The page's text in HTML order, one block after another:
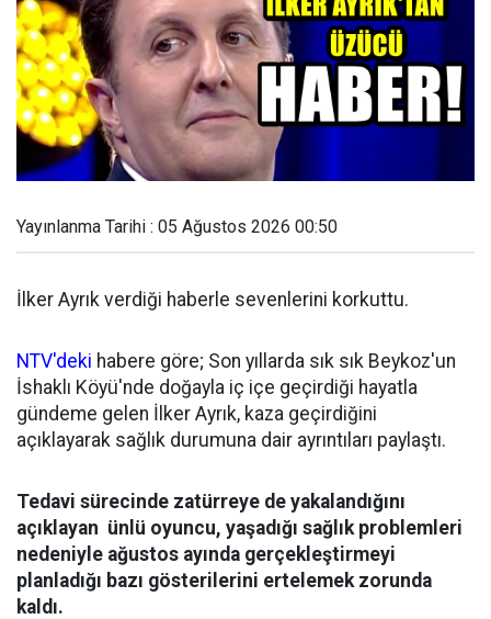
Yayınlanma Tarihi : 05 Ağustos 2026 00:50
İlker Ayrık verdiği haberle sevenlerini korkuttu.
NTV'deki habere göre; Son yıllarda sık sık Beykoz'un
İshaklı Köyü'nde doğayla iç içe geçirdiği hayatla
gündeme gelen İlker Ayrık, kaza geçirdiğini
açıklayarak sağlık durumuna dair ayrıntıları paylaştı.
Tedavi sürecinde zatürreye de yakalandığını
açıklayan ünlü oyuncu, yaşadığı sağlık problemleri
nedeniyle ağustos ayında gerçekleştirmeyi
planladığı bazı gösterilerini ertelemek zorunda
kaldı.